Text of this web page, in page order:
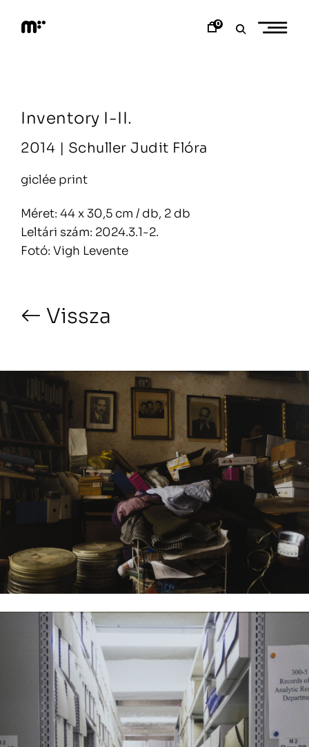
content
r
t
0
Inventory I-II.
2014 | Schuller Judit Flóra
giclée print
Méret: 44 x 30,5 cm / db, 2 db
Leltári szám: 2024.3.1-2.
Fotó: Vigh Levente
Vissza